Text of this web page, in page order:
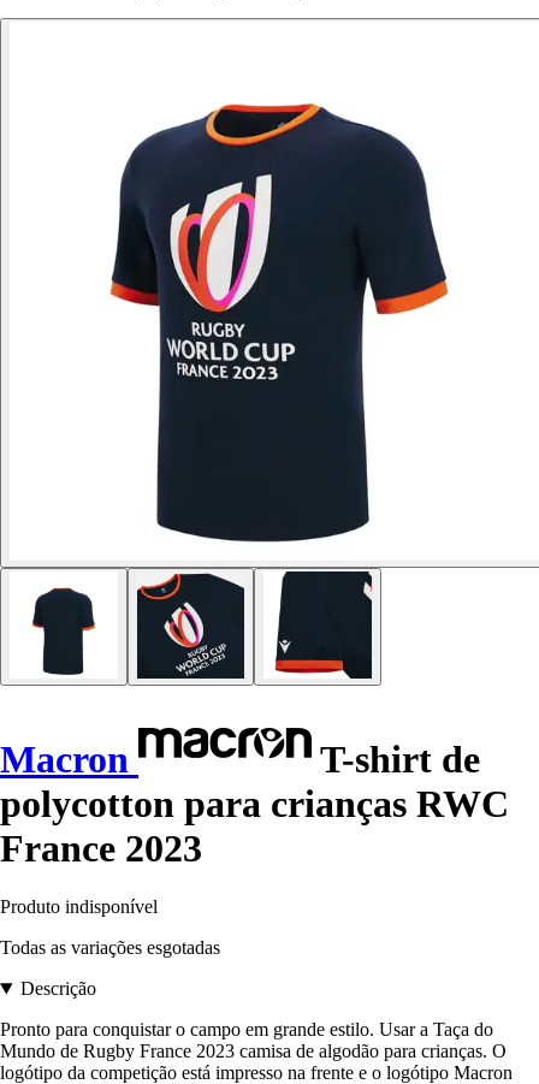
Macron
T-shirt de
polycotton para crianças RWC
France 2023
Produto indisponível
Todas as variações esgotadas
Descrição
Pronto para conquistar o campo em grande estilo. Usar a Taça do
Mundo de Rugby France 2023 camisa de algodão para crianças. O
logótipo da competição está impresso na frente e o logótipo Macron